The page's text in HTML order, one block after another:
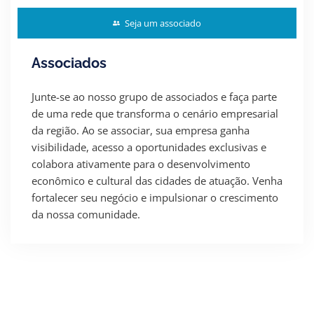
Seja um associado
Associados
Junte-se ao nosso grupo de associados e faça parte
de uma rede que transforma o cenário empresarial
da região. Ao se associar, sua empresa ganha
visibilidade, acesso a oportunidades exclusivas e
colabora ativamente para o desenvolvimento
econômico e cultural das cidades de atuação. Venha
fortalecer seu negócio e impulsionar o crescimento
da nossa comunidade.